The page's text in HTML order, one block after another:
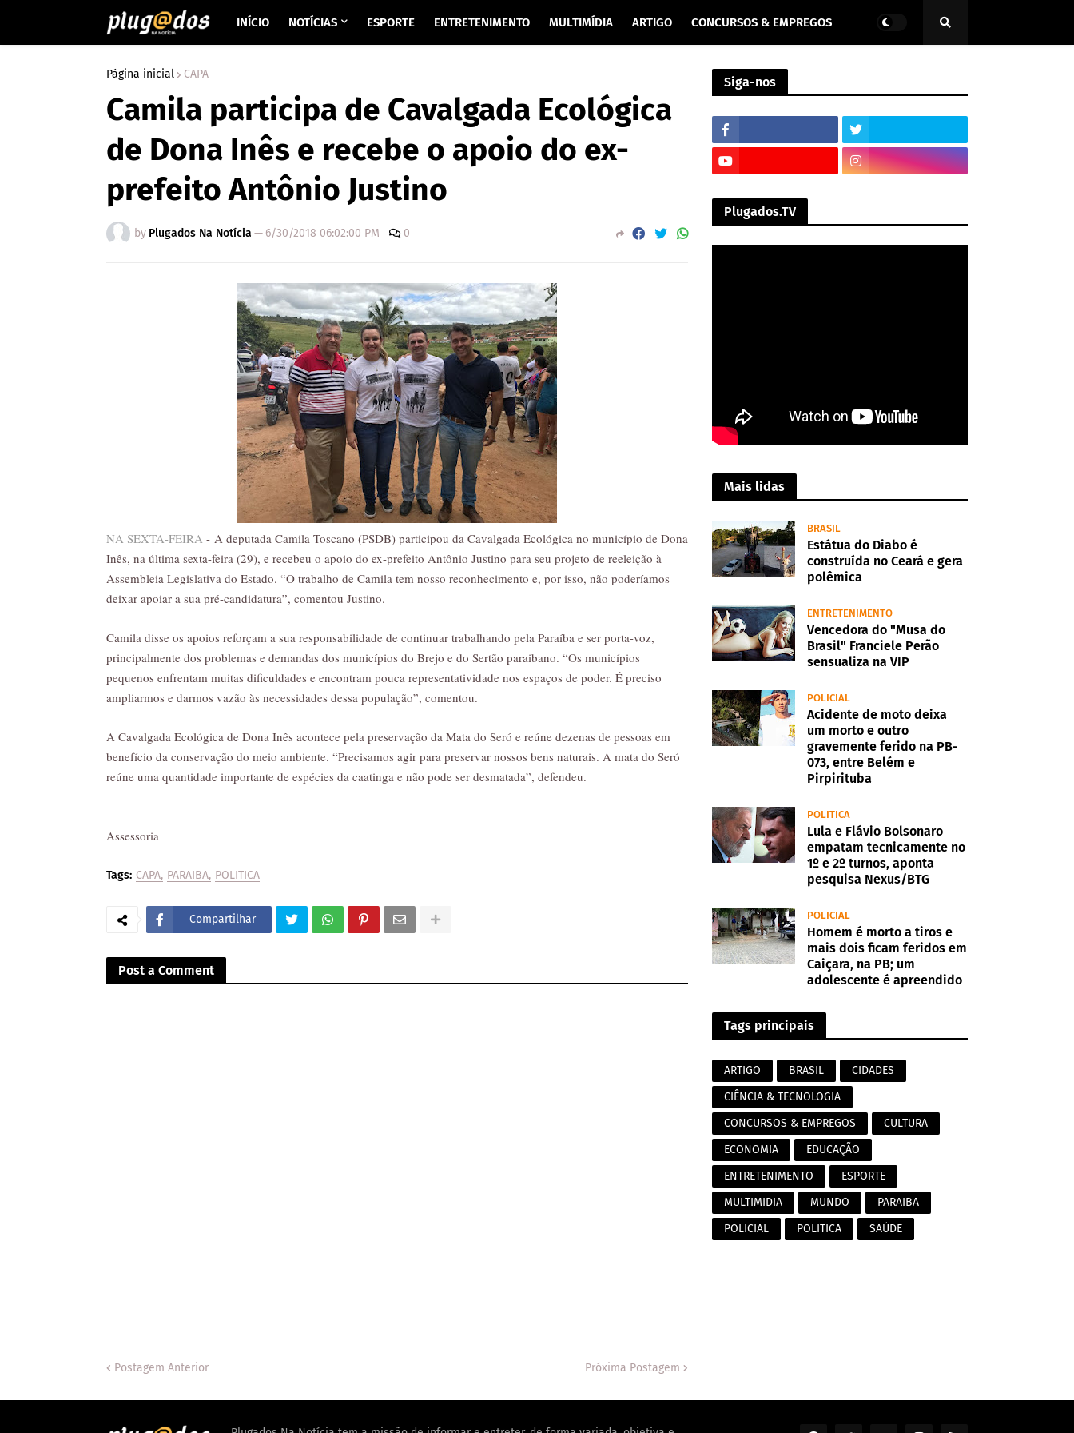
INÍCIO NOTÍCIAS ESPORTE ENTRETENIMENTO MULTIMÍDIA ARTIGO CONCURSOS & EMPREGOS
Página inicial CAPA
Camila participa de Cavalgada Ecológica
de Dona Inês e recebe o apoio do ex-
prefeito Antônio Justino
by Plugados Na Notícia — 6/30/2018 06:02:00 PM 0
NA SEXTA-FEIRA - A deputada Camila Toscano (PSDB) participou da Cavalgada Ecológica no município de Dona
Inês, na última sexta-feira (29), e recebeu o apoio do ex-prefeito Antônio Justino para seu projeto de reeleição à
Assembleia Legislativa do Estado. “O trabalho de Camila tem nosso reconhecimento e, por isso, não poderíamos
deixar apoiar a sua pré-candidatura”, comentou Justino.
Camila disse os apoios reforçam a sua responsabilidade de continuar trabalhando pela Paraíba e ser porta-voz,
principalmente dos problemas e demandas dos municípios do Brejo e do Sertão paraibano. “Os municípios
pequenos enfrentam muitas dificuldades e encontram pouca representatividade nos espaços de poder. É preciso
ampliarmos e darmos vazão às necessidades dessa população”, comentou.
A Cavalgada Ecológica de Dona Inês acontece pela preservação da Mata do Seró e reúne dezenas de pessoas em
benefício da conservação do meio ambiente. “Precisamos agir para preservar nossos bens naturais. A mata do Seró
reúne uma quantidade importante de espécies da caatinga e não pode ser desmatada”, defendeu.
Assessoria
Tags: CAPA PARAIBA POLITICA
Compartilhar
Post a Comment
Postagem Anterior Próxima Postagem
Siga-nos
Plugados.TV
Mais lidas
BRASIL
Estátua do Diabo é
construída no Ceará e gera
polêmica
ENTRETENIMENTO
Vencedora do "Musa do
Brasil" Franciele Perão
sensualiza na VIP
POLICIAL
Acidente de moto deixa
um morto e outro
gravemente ferido na PB-
073, entre Belém e
Pirpirituba
POLITICA
Lula e Flávio Bolsonaro
empatam tecnicamente no
1º e 2º turnos, aponta
pesquisa Nexus/BTG
POLICIAL
Homem é morto a tiros e
mais dois ficam feridos em
Caiçara, na PB; um
adolescente é apreendido
Tags principais
ARTIGO BRASIL
CIDADES
CIÊNCIA & TECNOLOGIA
CONCURSOS & EMPREGOS
CULTURA
ECONOMIA
EDUCAÇÃO
ENTRETENIMENTO
ESPORTE
MULTIMIDIA
MUNDO
PARAIBA
POLICIAL
POLITICA SAÚDE